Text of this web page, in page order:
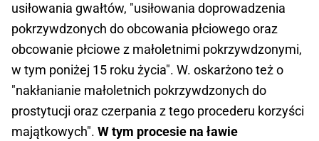
usiłowania gwałtów, "usiłowania doprowadzenia
pokrzywdzonych do obcowania płciowego oraz
obcowanie płciowe z małoletnimi pokrzywdzonymi,
w tym poniżej 15 roku życia". W. oskarżono też o
"nakłanianie małoletnich pokrzywdzonych do
prostytucji oraz czerpania z tego procederu korzyści
majątkowych". W tym procesie na ławie